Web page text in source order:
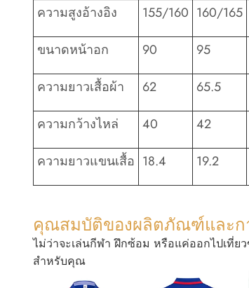
ความสูงอ้างอิง 155/160 160/165
ขนาดหน้าอก 90 95
ความยาวเสื้อผ้า 62 65.5
ความกว้างไหล่ 40 42
ความยาวแขนเสื้อ 18.4 19.2
คุณสมบัติของผลิตภัณฑ์และก
ไม่ว่าจะเล่นกีฬา ฝึกซ้อม หรือแค่ออกไปเที่
สำหรับคุณ